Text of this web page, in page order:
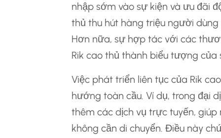
nhập sớm vào sự kiện và ưu đãi
thủ thu hút hàng triệu người
Hơn nữa, sự hợp tác với các
Rik cao thủ thành biểu tượng
Việc phát triển liên tục của Rik
hướng toàn cầu. Ví dụ, trong đại
thêm các dịch vụ trực tuyến,
không cần di chuyển. Điều này